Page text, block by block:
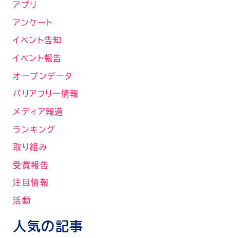
アプリ
アンケート
イベント告知
イベント報告
オープンデータ
バリアフリー情報
メディア報道
ランキング
取り組み
受賞報告
注目情報
活動
人気の記事